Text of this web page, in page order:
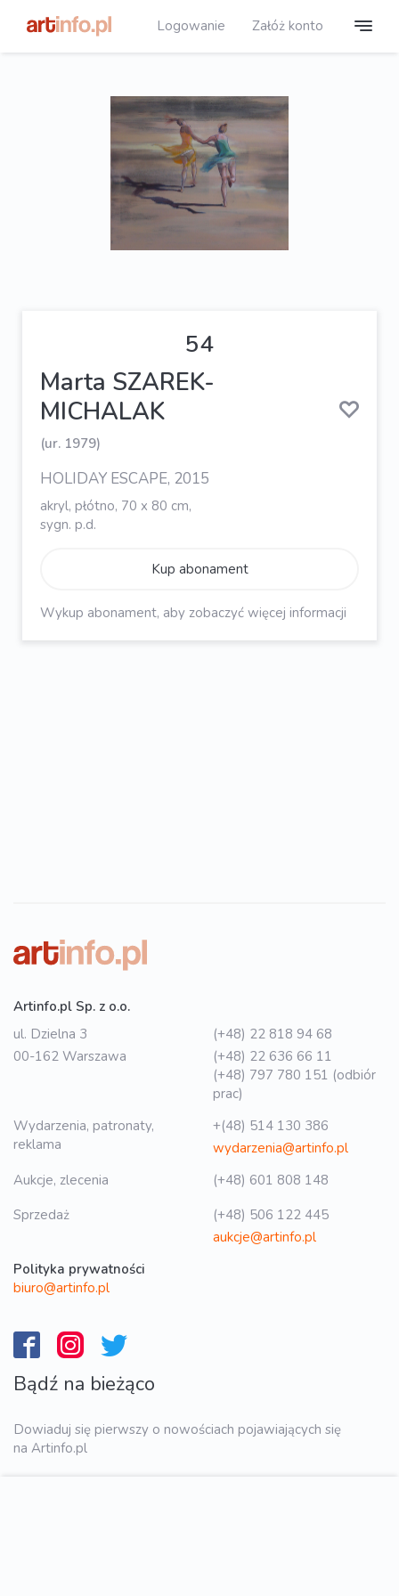
Logowanie Załóż konto
54
Marta SZAREK-
MICHALAK
(ur. 1979)
HOLIDAY ESCAPE, 2015
akryl, płótno, 70 x 80 cm,
sygn. p.d.
Kup abonament
Wykup abonament, aby zobaczyć więcej informacji
Artinfo.pl Sp. z o.o.
ul. Dzielna 3
00-162 Warszawa
(+48) 22 818 94 68
(+48) 22 636 66 11
(+48) 797 780 151 (odbiór
prac)
Wydarzenia, patronaty,
reklama
+(48) 514 130 386
wydarzenia@artinfo.pl
Aukcje, zlecenia
(+48) 601 808 148
Sprzedaż
(+48) 506 122 445
aukcje@artinfo.pl
Polityka prywatności
biuro@artinfo.pl
Bądź na bieżąco
Dowiaduj się pierwszy o nowościach pojawiających się
na Artinfo.pl